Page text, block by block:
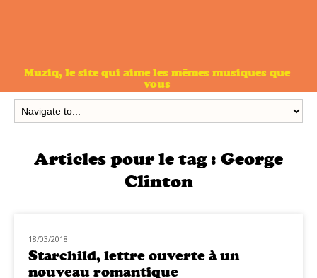
Muziq, le site qui aime les mêmes musiques que
vous
Articles pour le tag : George
Clinton
NOUVEAUTÉS
18/03/2018
Starchild, lettre ouverte à un
nouveau romantique